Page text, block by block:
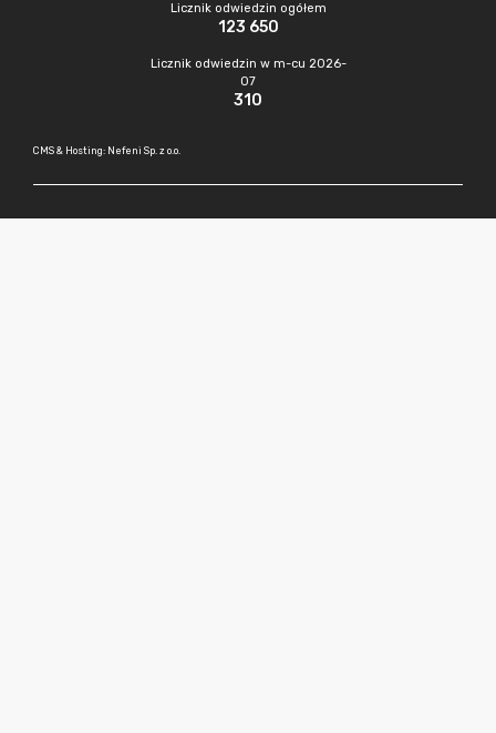
Licznik odwiedzin ogółem
123 650
Licznik odwiedzin w m-cu 2026-
07
310
CMS & Hosting: Nefeni Sp. z o.o.